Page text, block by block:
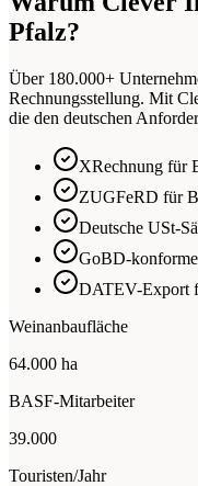
Pfalz?
Über 180.000+
Rechnungsstellung. Mit
die den deutschen
XRechnung für
ZUGFeRD für
Deutsche USt-
GoBD-
DATEV-Export
Weinanbaufläche
64.000 ha
BASF-Mitarbeiter
39.000
Touristen/Jahr